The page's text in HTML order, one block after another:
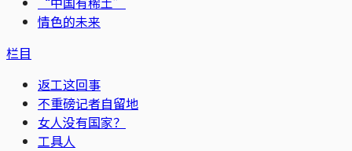
情色的未来
栏目
返工这回事
不重磅记者自留地
女人没有国家？
工具人